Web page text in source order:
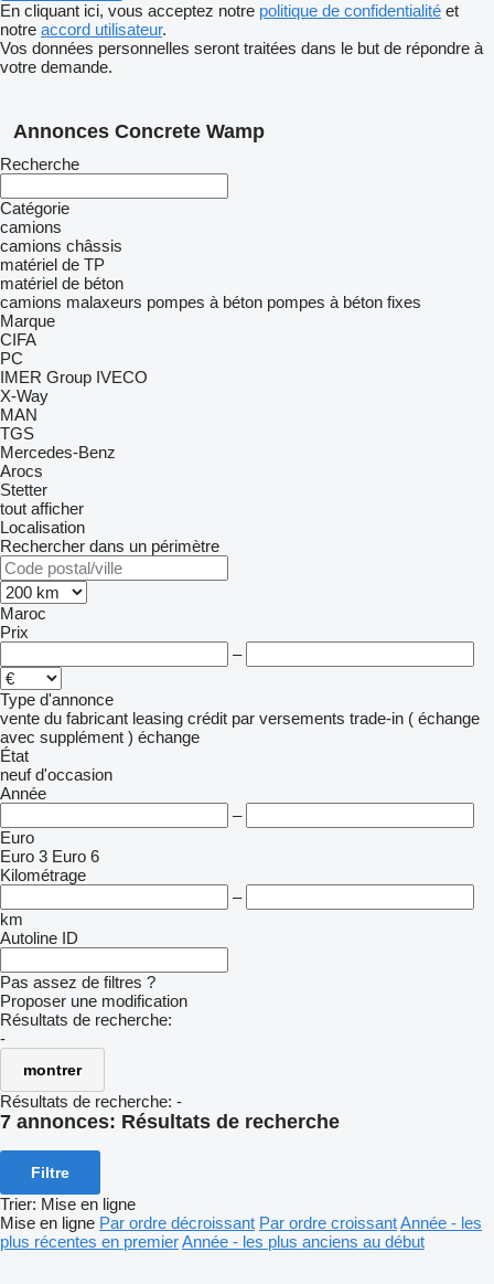
En cliquant ici, vous acceptez notre politique de confidentialité et
notre accord utilisateur.
Vos données personnelles seront traitées dans le but de répondre à
votre demande.
Annonces Concrete Wamp
Recherche
Catégorie
camions
camions châssis
matériel de TP
matériel de béton
camions malaxeurs pompes à béton pompes à béton fixes
Marque
CIFA
PC
IMER Group IVECO
X-Way
MAN
TGS
Mercedes-Benz
Arocs
Stetter
tout afficher
Localisation
Rechercher dans un périmètre
Maroc
Prix
–
Type d'annonce
vente du fabricant leasing crédit par versements trade-in ( échange
avec supplément ) échange
État
neuf d'occasion
Année
–
Euro
Euro 3 Euro 6
Kilométrage
–
km
Autoline ID
Pas assez de filtres ?
Proposer une modification
Résultats de recherche:
-
montrer
Résultats de recherche: -
7 annonces: Résultats de recherche
Filtre
Trier: Mise en ligne
Mise en ligne Par ordre décroissant Par ordre croissantAnnée - les
plus récentes en premierAnnée - les plus anciens au début